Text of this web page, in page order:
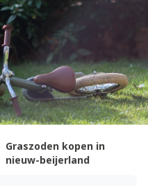
Graszoden kopen in
nieuw-beijerland